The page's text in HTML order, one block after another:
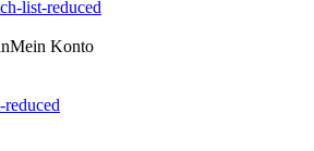
Mein Konto